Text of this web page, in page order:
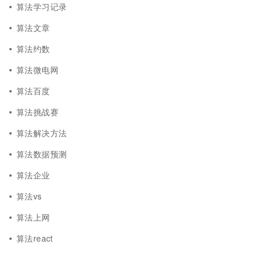
算法学习记录
算法文章
算法约数
算法微电网
算法百度
算法挑战赛
算法解决方法
算法数据预测
算法企业
算法vs
算法上网
算法react